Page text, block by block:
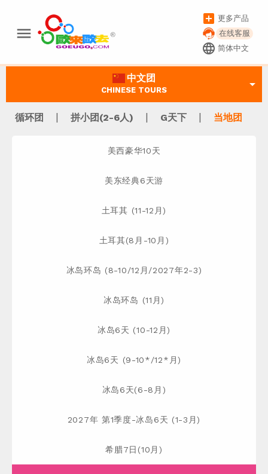
menu
add_box 更多产品
在线客服
language 简体中文
中文团
CHINESE TOURS arrow_drop_down
循环团 | 拼小团(2-6人) | G天下 | 当地团
美西豪华10天
美东经典6天游
土耳其 (11-12月)
土耳其(8月-10月)
冰岛环岛 (8-10/12月/2027年2-3)
冰岛环岛 (11月)
冰岛6天 (10-12月)
冰岛6天 (9-10*/12*月)
冰岛6天(6-8月)
2027年 第1季度-冰岛6天 (1-3月)
希腊7日(10月)